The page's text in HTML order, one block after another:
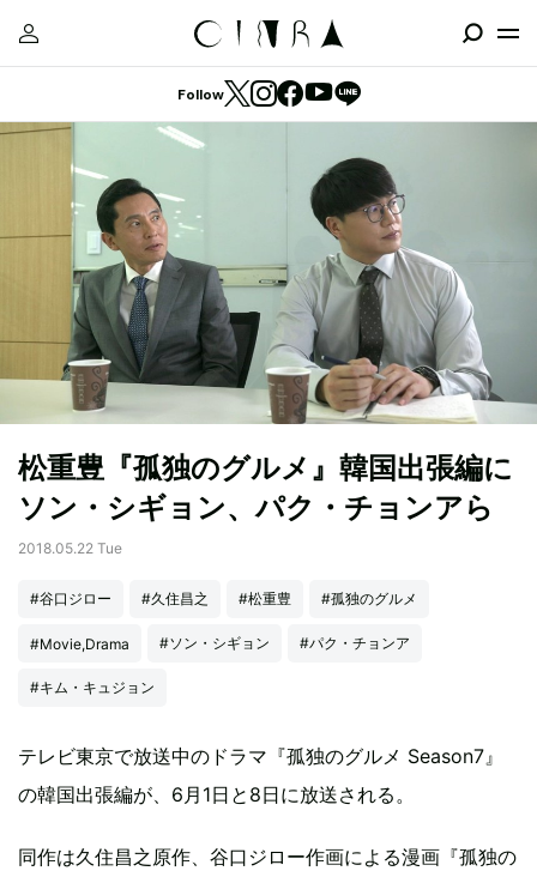
Follow
松重豊『孤独のグルメ』韓国出張編に
ソン・シギョン、パク・チョンアら
2018.05.22 Tue
#谷口ジロー #久住昌之 #松重豊 #孤独のグルメ
#Movie,Drama #ソン・シギョン #パク・チョンア
#キム・キュジョン
テレビ東京で放送中のドラマ『孤独のグルメ Season7』
の韓国出張編が、6月1日と8日に放送される。
同作は久住昌之原作、谷口ジロー作画による漫画『孤独の